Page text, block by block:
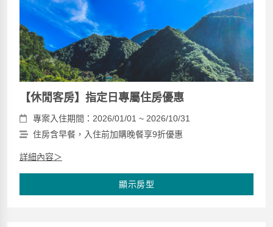
【休閒客房】指定日專屬住房優惠
專案入住期間：2026/01/01 ~ 2026/10/31
住房含早餐，入住前加購晚餐享9折優惠
詳細內容＞
顯示房型